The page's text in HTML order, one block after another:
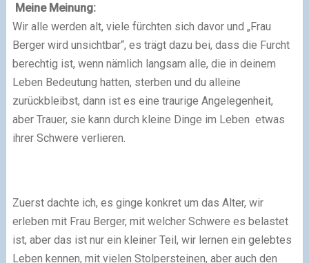
Meine Meinung:
Wir alle werden alt, viele fürchten sich davor und „Frau
Berger wird unsichtbar“, es trägt dazu bei, dass die Furcht
berechtig ist, wenn nämlich langsam alle, die in deinem
Leben Bedeutung hatten, sterben und du alleine
zurückbleibst, dann ist es eine traurige Angelegenheit,
aber Trauer, sie kann durch kleine Dinge im Leben etwas
ihrer Schwere verlieren.
Zuerst dachte ich, es ginge konkret um das Alter, wir
erleben mit Frau Berger, mit welcher Schwere es belastet
ist, aber das ist nur ein kleiner Teil, wir lernen ein gelebtes
Leben kennen, mit vielen Stolpersteinen, aber auch den